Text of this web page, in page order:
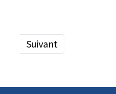
Article suivant :
Suivant